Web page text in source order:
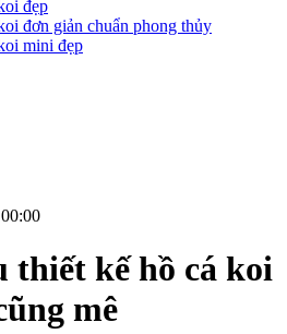
đẹp
đơn giản chuẩn phong thủy
mini đẹp
thiết kế hồ cá koi
mê